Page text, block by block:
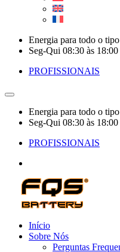
Energia para todo o
Seg-Qui 08:30 às
PROFISSIONAIS
Energia para todo o
Seg-Qui 08:30 às
PROFISSIONAIS
Início
Sobre Nós
Perguntas